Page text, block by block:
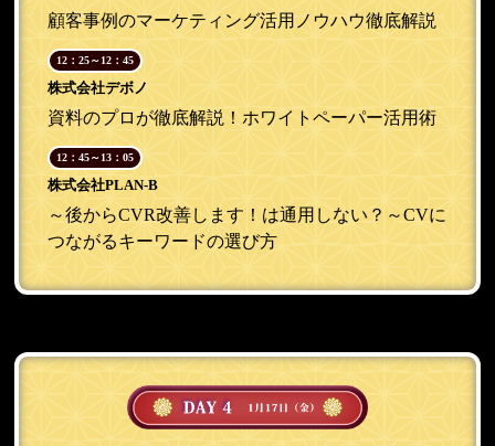
顧客事例のマーケティング活用ノウハウ徹底解説
12：25～12：45
株式会社デボノ
資料のプロが徹底解説！ホワイトペーパー活用術
12：45～13：05
株式会社PLAN-B
～後からCVR改善します！は通用しない？～CVに
つながるキーワードの選び方